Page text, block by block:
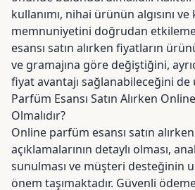
kullanımı, nihai ürünün algısını ve
memnuniyetini doğrudan
esansı satın alırken fiyatların
ve gramajına göre değiştiğini,
fiyat avantajı sağlanabileceğini
Parfüm Esansı Satın Alırken
Olmalıdır?
Online parfüm esansı satın
açıklamalarının detaylı olması,
sunulması ve müşteri desteğinin
önem taşımaktadır. Güvenli ödeme